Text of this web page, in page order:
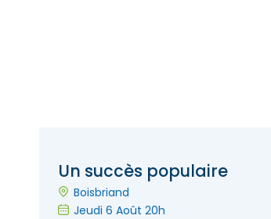
Un succès populaire
Boisbriand
Jeudi 6 Août 20h